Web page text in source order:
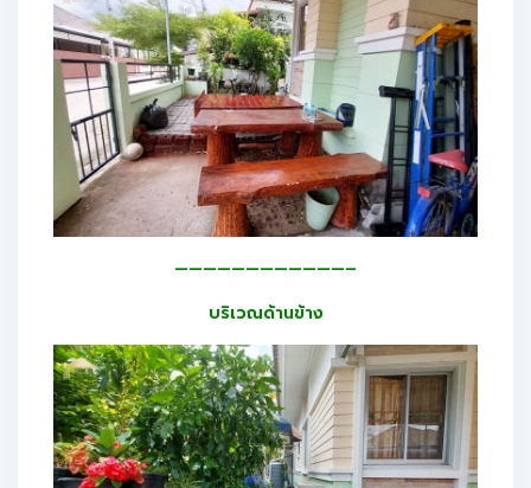
————————————–
บริเวณด้านข้าง